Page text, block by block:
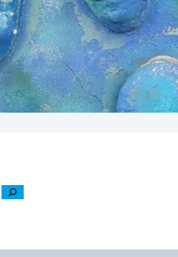
Konflikty w zespole
10 marca 2025
Boimy się konfliktów. Potrafią
nauczyć się je rozpoznawać,
źródłem rozwoju i wzmocnienia